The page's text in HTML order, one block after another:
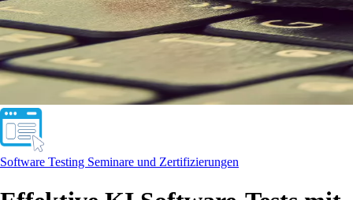
Software Testing Seminare und Zertifizierungen